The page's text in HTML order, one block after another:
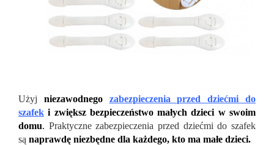
Użyj niezawodnego zabezpieczenia przed dziećmi do
szafek i zwiększ bezpieczeństwo małych dzieci w swoim
domu. Praktyczne zabezpieczenia przed dziećmi do szafek
są naprawdę niezbędne dla każdego, kto ma małe dzieci.